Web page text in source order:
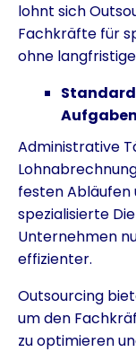
lohnt sich
Fachkräfte für
ohne
Aufgaben
Administrative
festen Abläufen
spezialisierte
Unternehmen
effizienter.
Outsourcing
um den
zu optimieren